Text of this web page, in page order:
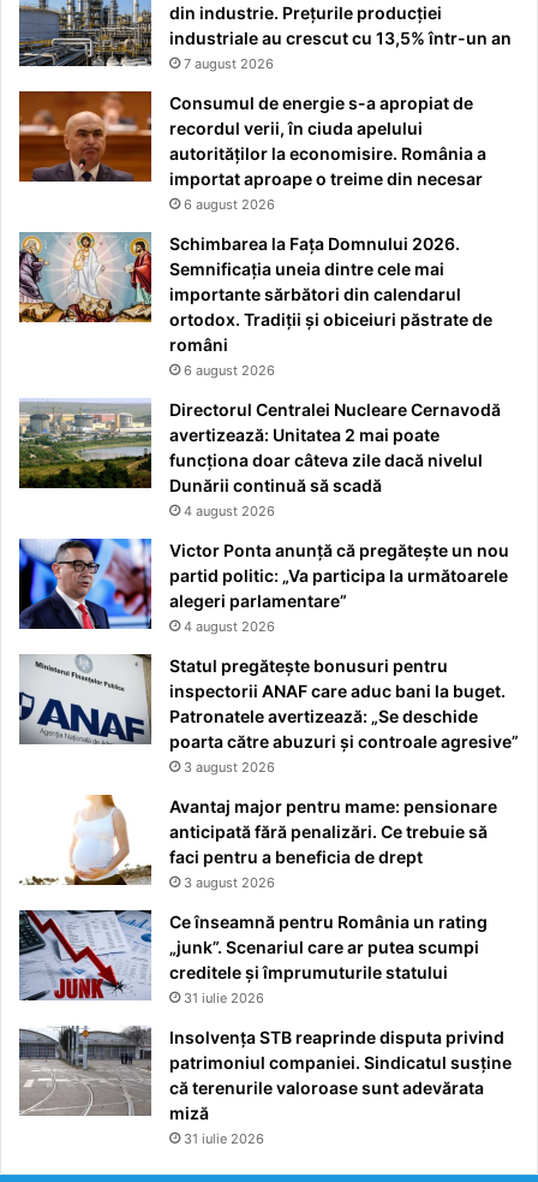
din industrie. Prețurile producției
industriale au crescut cu 13,5% într-un an
7 august 2026
Consumul de energie s-a apropiat de
recordul verii, în ciuda apelului
autorităților la economisire. România a
importat aproape o treime din necesar
6 august 2026
Schimbarea la Fața Domnului 2026.
Semnificația uneia dintre cele mai
importante sărbători din calendarul
ortodox. Tradiții și obiceiuri păstrate de
români
6 august 2026
Directorul Centralei Nucleare Cernavodă
avertizează: Unitatea 2 mai poate
funcționa doar câteva zile dacă nivelul
Dunării continuă să scadă
4 august 2026
Victor Ponta anunță că pregătește un nou
partid politic: „Va participa la următoarele
alegeri parlamentare”
4 august 2026
Statul pregătește bonusuri pentru
inspectorii ANAF care aduc bani la buget.
Patronatele avertizează: „Se deschide
poarta către abuzuri și controale agresive”
3 august 2026
Avantaj major pentru mame: pensionare
anticipată fără penalizări. Ce trebuie să
faci pentru a beneficia de drept
3 august 2026
Ce înseamnă pentru România un rating
„junk”. Scenariul care ar putea scumpi
creditele și împrumuturile statului
31 iulie 2026
Insolvența STB reaprinde disputa privind
patrimoniul companiei. Sindicatul susține
că terenurile valoroase sunt adevărata
miză
31 iulie 2026